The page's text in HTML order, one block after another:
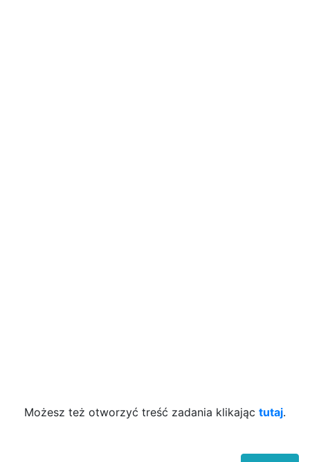
Możesz też otworzyć treść zadania klikając tutaj.